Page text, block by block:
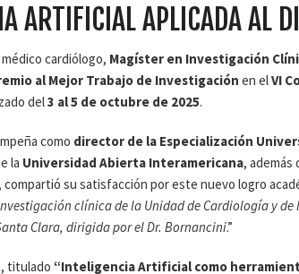
ARTIFICIAL APLICADA AL
cardiólogo, Magíster en Investigación
al Mejor Trabajo de Investigación en elVI
del3 al 5 de octubre de 2025.
como director de la Especialización
la Universidad Abierta Interamericana, además
compartió su satisfacción por este nuevo logro
clínica de la Unidad de Cardiología y de
Clara, dirigida por el Dr. Bornancini.”
titulado “Inteligencia Artificial como